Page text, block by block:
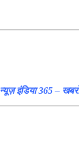
न्यूज़ इंडिया 365 –